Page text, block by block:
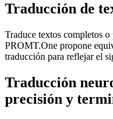
Traducción de
Traduce textos completos
PROMT.One propone
traducción para reflejar el
Traducción
precisión y